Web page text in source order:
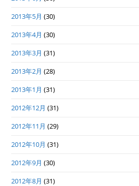
2013年5月 (30)
2013年4月 (30)
2013年3月 (31)
2013年2月 (28)
2013年1月 (31)
2012年12月 (31)
2012年11月 (29)
2012年10月 (31)
2012年9月 (30)
2012年8月 (31)